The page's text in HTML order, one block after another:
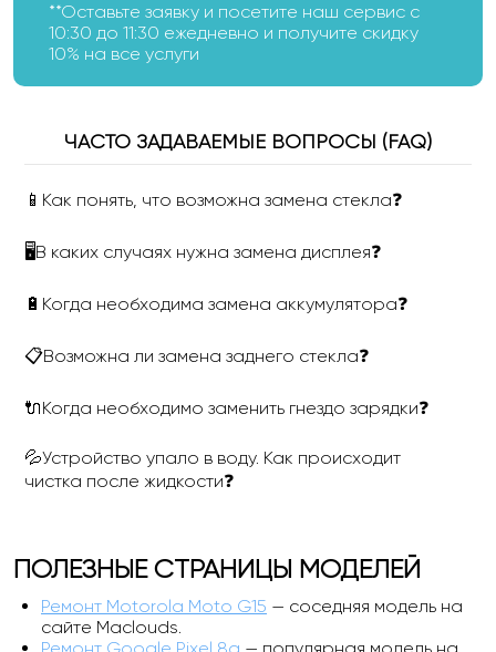
**Оставьте заявку и посетите наш сервис с
10:30 до 11:30 ежедневно и получите скидку
10% на все услуги
ЧАСТО ЗАДАВАЕМЫЕ ВОПРОСЫ (FAQ)
📱Как понять, что возможна замена стекла❓
🖥В каких случаях нужна замена дисплея❓
🔋Когда необходима замена аккумулятора❓
📋Возможна ли замена заднего стекла❓
🔌Когда необходимо заменить гнездо зарядки❓
💦Устройство упало в воду. Как происходит
чистка после жидкости❓
ПОЛЕЗНЫЕ СТРАНИЦЫ МОДЕЛЕЙ
Ремонт Motorola Moto G15 — соседняя модель на
сайте Maclouds.